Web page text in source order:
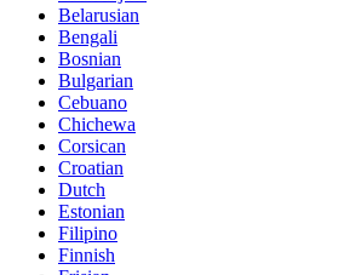
Belarusian
Bengali
Bosnian
Bulgarian
Cebuano
Chichewa
Corsican
Croatian
Dutch
Estonian
Filipino
Finnish